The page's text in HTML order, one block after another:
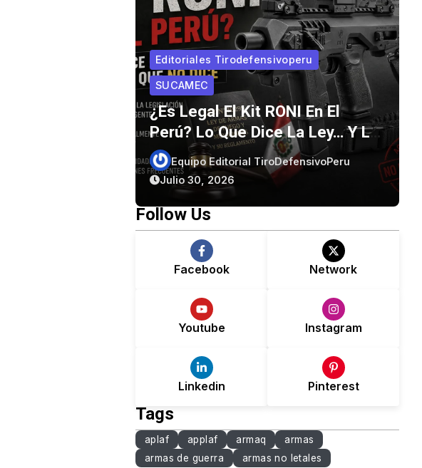
Editoriales Tirodefensivoperu
SUCAMEC
¿Es Legal El Kit RONI En El
Perú? Lo Que Dice La Ley… Y Lo
Que No Dice.
Equipo Editorial TiroDefensivoPeru
Julio 30, 2026
Follow Us
Facebook Network
Youtube Instagram
Linkedin Pinterest
Tags
aplaf applaf armaq
armas
armas de guerra
armas no letales